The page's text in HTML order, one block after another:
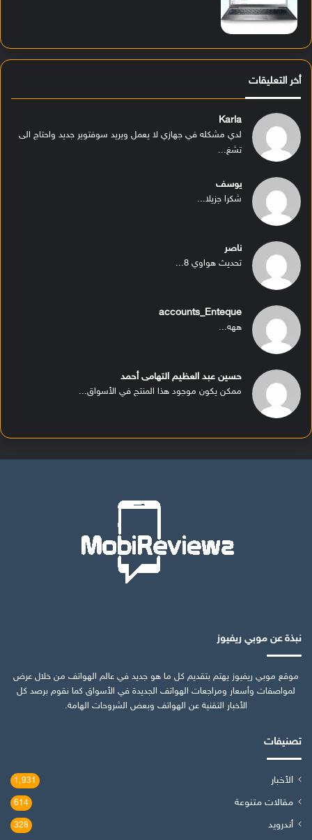
أخر التعليقات
Karla
لدي مشكله في جهازي لا يعمل ويريد سوفتوير جديد واحتاج الى
تشغ...
يوسف
شكرا جزيلا...
ناصر
تحديث هواوي 8...
accounts_Enteque
ههه...
حسين عبد العظيم التهامى أحمد
ممكن يكون موجود هذا المنتج في الأسواق...
نبذة عن موبي ريفيوز
موقع موبي ريفيوز يهتم بتقديم كل ما هو جديد في عالم الهواتف من خلال عرض
لمواصفات وأسعار ومراجعات الهواتف الجديدة في الأسواق كما نقوم برصد كل
الأخبار التقنية عن الهواتف وبعض الشروحات الهامة.
تصنيفات
الأخبار 1٬931
مقالات متنوعة 614
أندرويد 328